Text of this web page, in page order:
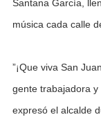
Santana García,
música cada calle
”¡Que viva San
gente trabajadora y
expresó el alcalde